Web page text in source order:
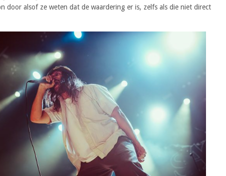
door alsof ze weten dat de waardering er is, zelfs als die niet direct